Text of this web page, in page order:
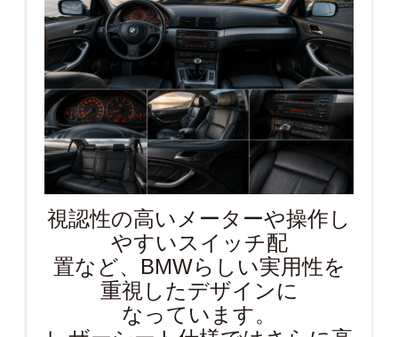
視認性の高いメーターや操作し
やすいスイッチ配
置など、BMWらしい実用性を
重視したデザインに
なっています。